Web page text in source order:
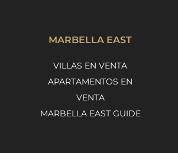
MARBELLA EAST
VILLAS EN VENTA
APARTAMENTOS EN
VENTA
MARBELLA EAST GUIDE